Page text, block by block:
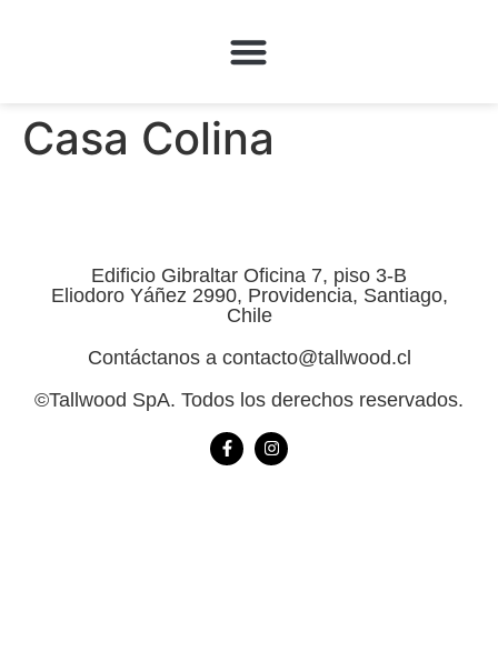
Casa Colina
Edificio Gibraltar Oficina 7, piso 3-B
Eliodoro Yáñez 2990, Providencia, Santiago,
Chile
Contáctanos a contacto@tallwood.cl
©Tallwood SpA. Todos los derechos reservados.